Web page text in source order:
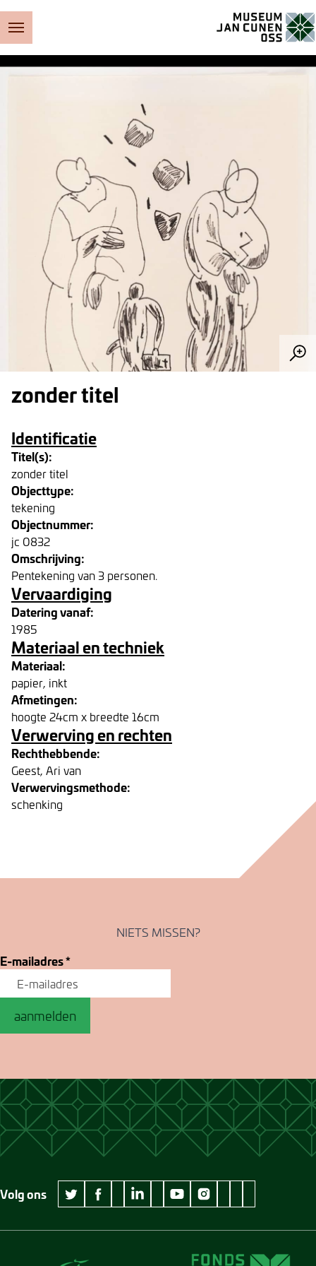
zonder titel
Identificatie
Titel(s):
zonder titel
Objecttype:
tekening
Objectnummer:
jc 0832
Omschrijving:
Pentekening van 3 personen.
Vervaardiging
Datering vanaf:
1985
Materiaal en techniek
Materiaal:
papier, inkt
Afmetingen:
hoogte 24cm x breedte 16cm
Verwerving en rechten
Rechthebbende:
Geest, Ari van
Verwervingsmethode:
schenking
NIETS MISSEN?
E-mailadres*
aanmelden
Volg ons
twitter Museum Jan Cunen
facebook Museum Jan Cunen
wikipedia Museum Jan Cunen
linkedin Museum Jan Cunen
googleplus Museum Jan Cunen
youtube Museum Jan Cunen
instagram Museum